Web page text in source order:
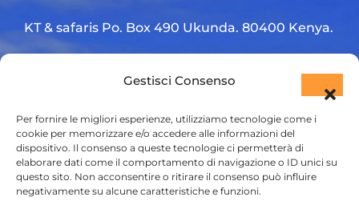
Gestisci Consenso
Per fornire le migliori esperienze, utilizziamo tecnologie come i
cookie per memorizzare e/o accedere alle informazioni del
dispositivo. Il consenso a queste tecnologie ci permetterà di
elaborare dati come il comportamento di navigazione o ID unici su
questo sito. Non acconsentire o ritirare il consenso può influire
negativamente su alcune caratteristiche e funzioni.
KT & safaris Po. Box 490 Ukunda. 80400 Kenya.
ktsafaris5177@gmail.com